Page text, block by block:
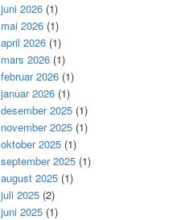
juni 2026 (1)
mai 2026 (1)
april 2026 (1)
mars 2026 (1)
februar 2026 (1)
januar 2026 (1)
desember 2025 (1)
november 2025 (1)
oktober 2025 (1)
september 2025 (1)
august 2025 (1)
juli 2025 (2)
juni 2025 (1)